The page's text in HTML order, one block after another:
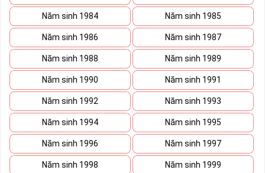
Năm sinh 1984 Năm sinh 1985
Năm sinh 1986 Năm sinh 1987
Năm sinh 1988 Năm sinh 1989
Năm sinh 1990 Năm sinh 1991
Năm sinh 1992 Năm sinh 1993
Năm sinh 1994 Năm sinh 1995
Năm sinh 1996 Năm sinh 1997
Năm sinh 1998 Năm sinh 1999